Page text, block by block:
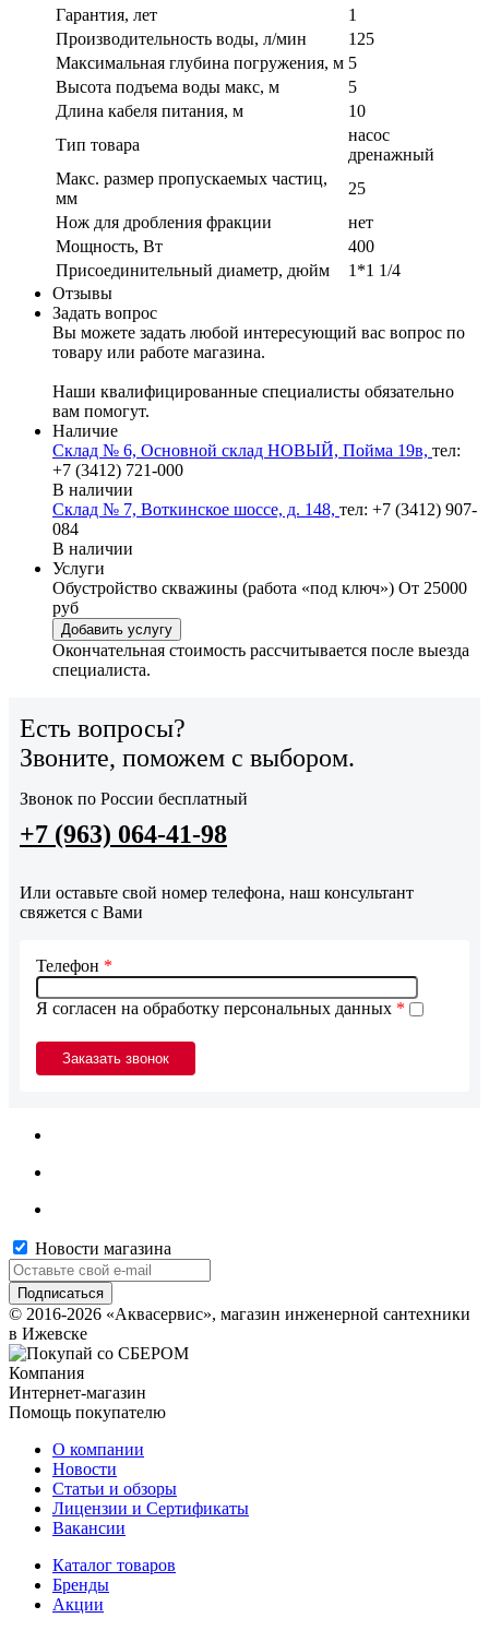
Гарантия, лет
1
Производительность воды, л/мин
125
Максимальная глубина погружения, м 5
Высота подъема воды макс, м
5
Длина кабеля питания, м
10
Тип товара
насос
дренажный
Макс. размер пропускаемых частиц,
мм
25
Нож для дробления фракции
нет
Мощность, Вт
400
Присоединительный диаметр, дюйм
1*1 1/4
Отзывы
Задать вопрос
Вы можете задать любой интересующий вас вопрос по
товару или работе магазина.
Наши квалифицированные специалисты обязательно
вам помогут.
Наличие
Склад № 6, Основной склад НОВЫЙ, Пойма 19в, тел:
+7 (3412) 721-000
В наличии
Склад № 7, Воткинское шоссе, д. 148, тел: +7 (3412) 907-
084
В наличии
Услуги
Обустройство скважины (работа «под ключ») От 25000
руб
Добавить услугу
Окончательная стоимость рассчитывается после выезда
специалиста.
Есть вопросы?
Звоните, поможем с выбором.
Звонок по России бесплатный
+7 (963) 064-41-98
Или оставьте свой номер телефона, наш консультант
свяжется с Вами
Я согласен на обработку персональных данных *
Телефон *
Новости магазина
© 2016-2026 «Аквасервис», магазин инженерной сантехники
в Ижевске
Компания
Интернет-магазин
Помощь покупателю
О компании
Новости
Статьи и обзоры
Лицензии и Сертификаты
Вакансии
Каталог товаров
Бренды
Акции